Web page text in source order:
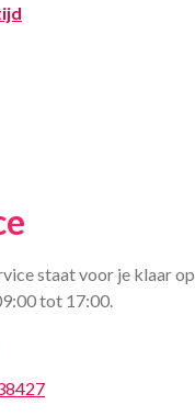
staat voor je klaar op
tot 17:00.